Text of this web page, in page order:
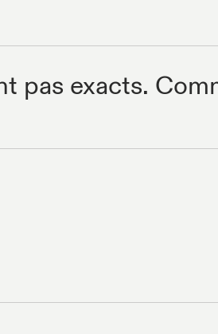
pas exacts.